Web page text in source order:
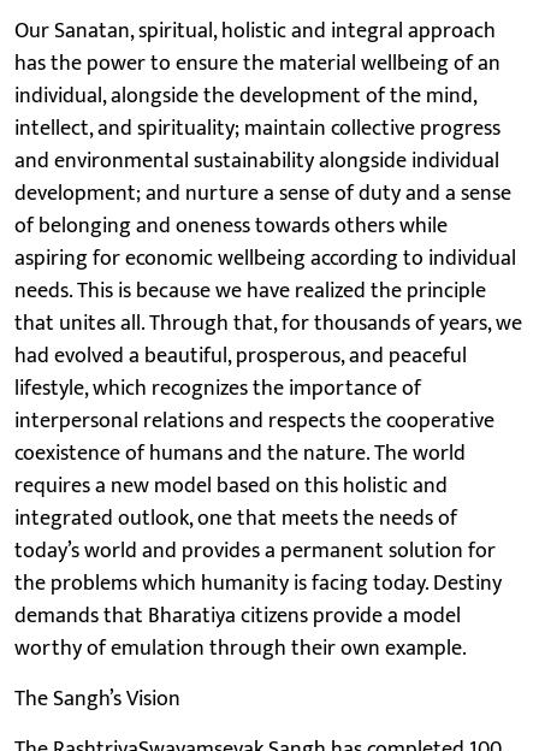
Our Sanatan, spiritual, holistic and integral approach
has the power to ensure the material wellbeing of an
individual, alongside the development of the mind,
intellect, and spirituality; maintain collective progress
and environmental sustainability alongside individual
development; and nurture a sense of duty and a sense
of belonging and oneness towards others while
aspiring for economic wellbeing according to individual
needs. This is because we have realized the principle
that unites all. Through that, for thousands of years, we
had evolved a beautiful, prosperous, and peaceful
lifestyle, which recognizes the importance of
interpersonal relations and respects the cooperative
coexistence of humans and the nature. The world
requires a new model based on this holistic and
integrated outlook, one that meets the needs of
today’s world and provides a permanent solution for
the problems which humanity is facing today. Destiny
demands that Bharatiya citizens provide a model
worthy of emulation through their own example.
The Sangh’s Vision